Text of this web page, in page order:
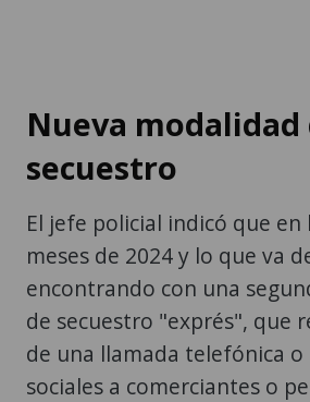
Nueva modalidad
secuestro
El jefe policial indicó que
meses de 2024 y lo que va
encontrando con una
de secuestro "exprés", que
de una llamada telefónica o
sociales a comerciantes o